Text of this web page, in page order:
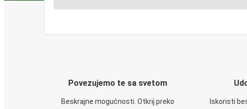
Povezujemo te sa svetom
Beskrajne mogućnosti. Otkrij preko
Iskoristi